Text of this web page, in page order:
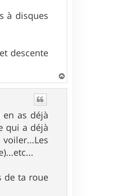
à disques
descente
a
as déjà
qui a déjà
de ta roue